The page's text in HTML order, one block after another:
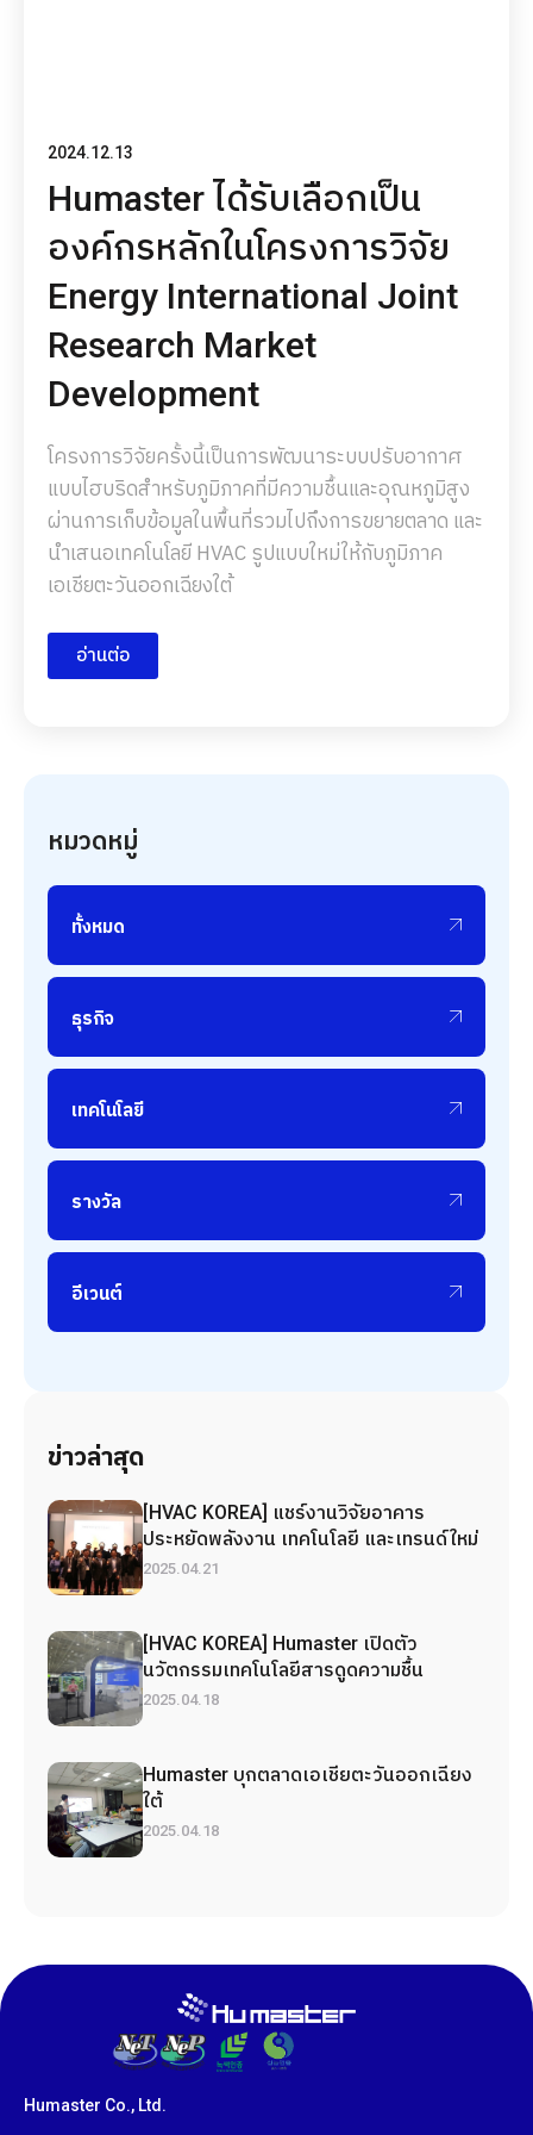
2024.12.13
Humaster ได้รับเลือกเป็น
องค์กรหลักในโครงการวิจัย
Energy International Joint
Research Market
Development
โครงการวิจัยครั้งนี้เป็นการพัฒนาระบบปรับอากาศ
แบบไฮบริดสำหรับภูมิภาคที่มีความชื้นและอุณหภูมิสูง
ผ่านการเก็บข้อมูลในพื้นที่รวมไปถึงการขยายตลาด และ
นำเสนอเทคโนโลยี HVAC รูปแบบใหม่ให้กับภูมิภาค
เอเชียตะวันออกเฉียงใต้
อ่านต่อ
หมวดหมู่
ทั้งหมด
ธุรกิจ
เทคโนโลยี
รางวัล
อีเวนต์
ข่าวล่าสุด
[HVAC KOREA] แชร์งานวิจัยอาคาร
ประหยัดพลังงาน เทคโนโลยี และเทรนด์ใหม่
2025.04.21
[HVAC KOREA] Humaster เปิดตัว
นวัตกรรมเทคโนโลยีสารดูดความชื้น
2025.04.18
Humaster บุกตลาดเอเชียตะวันออกเฉียง
ใต้
2025.04.18
Humaster Co., Ltd.